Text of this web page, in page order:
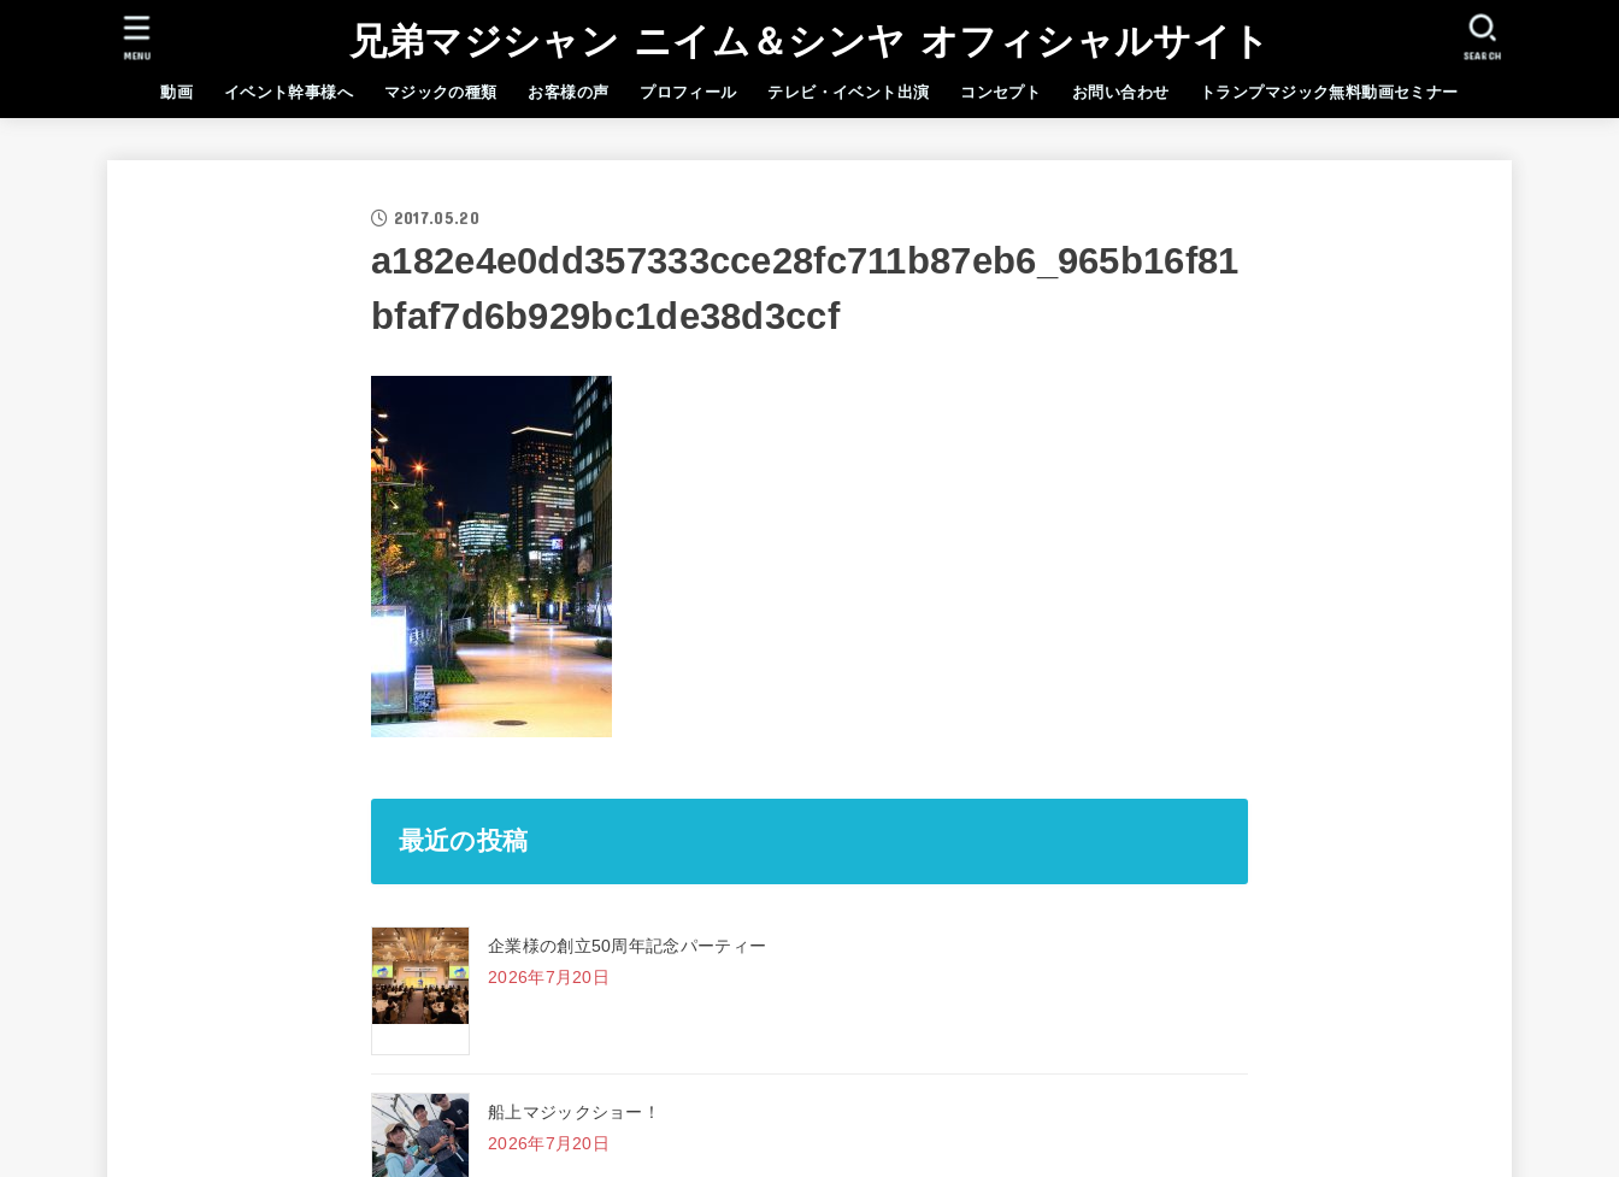
兄弟マジシャン ニイム＆シンヤ オフィシャルサイト
動画 イベント幹事様へ マジックの種類 お客様の声 プロフィール テレビ・イベント出演 コンセプト お問い合わせ トランプマジック無料動画セミナー
SEARCH
MENU
2017.05.20
a182e4e0dd357333cce28fc711b87eb6_965b16f81
bfaf7d6b929bc1de38d3ccf
最近の投稿
企業様の創立50周年記念パーティー
2026年7月20日
船上マジックショー！
2026年7月20日